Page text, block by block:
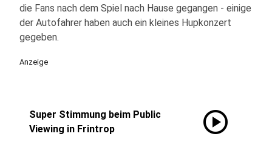
die Fans nach dem Spiel nach Hause gegangen - einige
der Autofahrer haben auch ein kleines Hupkonzert
gegeben.
Anzeige
Super Stimmung beim Public
Viewing in Frintrop
play_circle